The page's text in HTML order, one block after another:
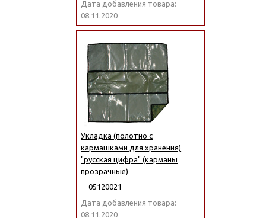
Дата добавления товара:
08.11.2020
Укладка (полотно с
кармашками для хранения)
"русская цифра" (карманы
прозрачные)
05120021
Дата добавления товара:
08.11.2020